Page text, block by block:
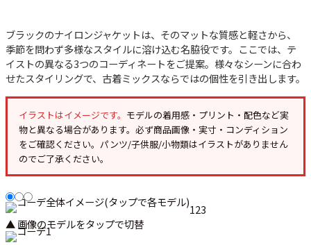
古着卸売
特定商取引法に基づく表示
プライバシーポリシー
お問い合わせ
ブラックのナイロンジャケットは、そのマットな質感と軽さから、
季節を問わず多様なスタイルに溶け込む名脇役です。ここでは、テ
イストの異なる3つのコーディネートをご提案。様々なシーンに合わ
せたスタイリングで、古着ミックスならではの個性を引き出します。
イラストはイメージです。 モデルの着用感・プリント・配色など実
物と異なる場合があります。必ず商品画像・実寸・コンディション
をご確認ください。パンツ/子供服/小物類はイラストがありません
のでご了承ください。
123
▲ 画像のモデルをタップで切替